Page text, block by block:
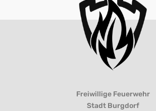
Freiwillige Feuerwehr
Stadt Burgdorf